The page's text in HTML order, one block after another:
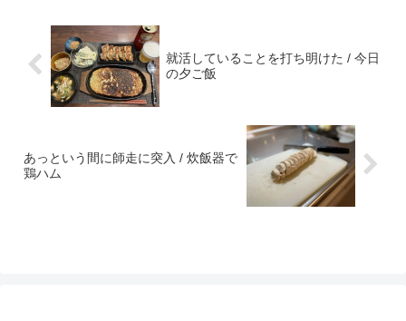
就活していることを打ち明けた / 今日
の夕ご飯
あっという間に師走に突入 / 炊飯器で
鶏ハム